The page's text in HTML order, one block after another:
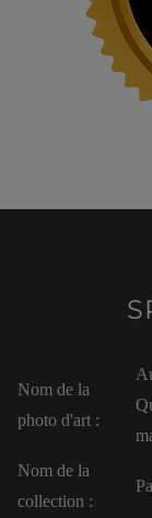
Nom de la
photo d'art :
Nom de la
collection :